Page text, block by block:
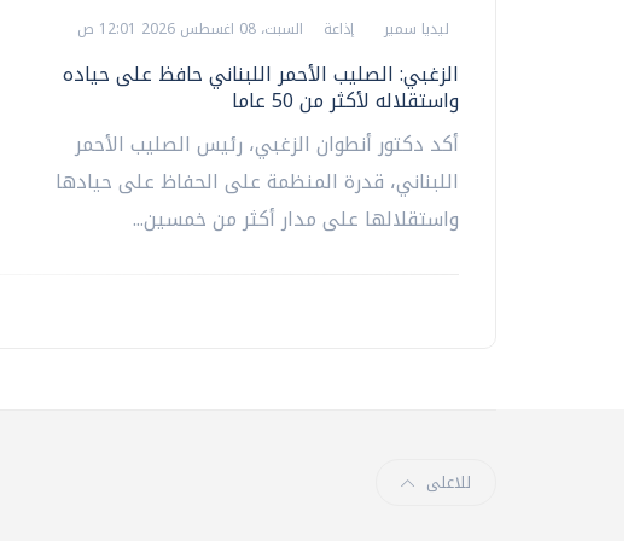
ليديا سمير إذاعة السبت، 08 اغسطس 2026 12:01 ص
الزغبي: الصليب الأحمر اللبناني حافظ على حياده
واستقلاله لأكثر من 50 عاما
أكد دكتور أنطوان الزغبي، رئيس الصليب الأحمر
اللبناني، قدرة المنظمة على الحفاظ على حيادها
واستقلالها على مدار أكثر من خمسين...
للاعلى